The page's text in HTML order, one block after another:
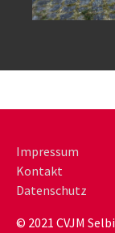
Impressum
Kontakt
Datenschutz
© 2021 CVJM